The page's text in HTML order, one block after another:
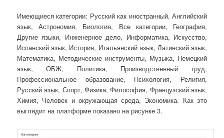
Имеющиеся категории: Русский как иностранный, Английский
язык, Астрономия, Биология, Все категории, География,
Другие языки, Инженерное дело, Информатика, Искусство,
Испанский язык, История, Итальянский язык, Латинский язык,
Математика, Методические инструменты, Музыка, Немецкий
язык, ОБЖ, Политика, Производственный труд,
Профессиональное образование, Психология, Религия,
Русский язык, Спорт, Физика, Философия, Французский язык,
Химия, Человек и окружающая среда, Экономика. Как это
выглядит на платформе показано на рисунке 3.